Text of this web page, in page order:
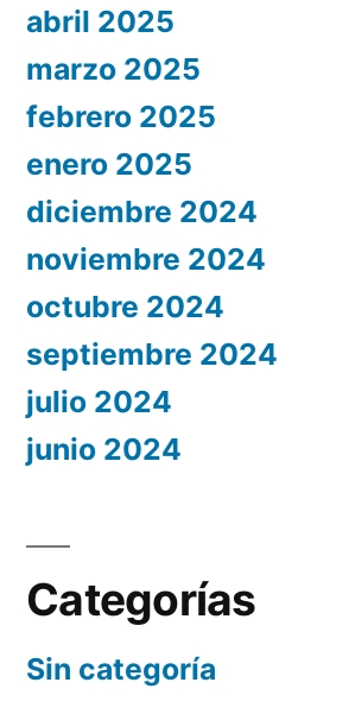
abril 2025
marzo 2025
febrero 2025
enero 2025
diciembre 2024
noviembre 2024
octubre 2024
septiembre 2024
julio 2024
junio 2024
Categorías
Sin categoría